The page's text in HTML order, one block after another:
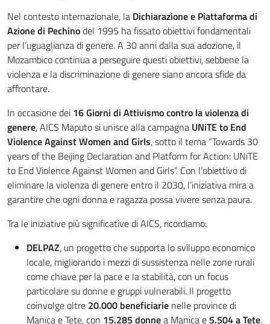
Nel contesto internazionale, la Dichiarazione e Piattaforma di
Azione di Pechinodel 1995 ha fissato obiettivi fondamentali
per l’uguaglianza di genere. A 30 anni dalla sua adozione, il
Mozambico continua a perseguire questi obiettivi, sebbene la
violenza e la discriminazione di genere siano ancora sfide da
affrontare.
In occasione dei 16 Giorni di Attivismo contro la violenza di
genere, AICS Maputo si unisce alla campagna UNiTE to End
Violence Against Women and Girls, sotto il tema “Towards 30
years of the Beijing Declaration and Platform for Action: UNiTE
to End Violence Against Women and Girls”. Con l’obiettivo di
eliminare la violenza di genere entro il 2030, l’iniziativa mira a
garantire che ogni donna e ragazza possa vivere senza paura.
Tra le iniziative più significative di AICS, ricordiamo:
DELPAZ, un progetto che supporta lo sviluppo economico
locale, migliorando i mezzi di sussistenza nelle zone rurali
come chiave per la pace e la stabilità, con un focus
particolare su donne e gruppi vulnerabili. Il progetto
coinvolge oltre 20.000 beneficiarie nelle province di
Manica e Tete, con 15.285 donnea Manica e 5.504 a Tete.